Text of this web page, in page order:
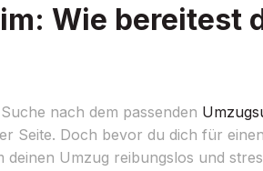
Wie bereitest
nach dem passenden
Seite. Doch bevor du dich für
Umzug reibungslos und